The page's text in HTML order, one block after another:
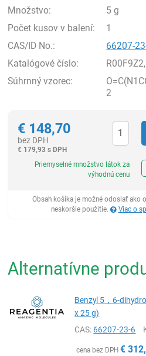
Množstvo:
5 g
Počet kusov v balení:
1
CAS/ID No.:
66207-
Katalógové číslo:
Súhrnný vzorec:
2
€ 148,70
bez DPH
€ 179,93 s DPH
Priemyselné množstvo látok za
výhodnú cenu
Obsah košíka je možné odoslať ako
neskoršie použitie.
Viac o
Alternatívne
Benzyl 5，6-
x 25 g)
CAS:66207-23-6
cena bez DPH €